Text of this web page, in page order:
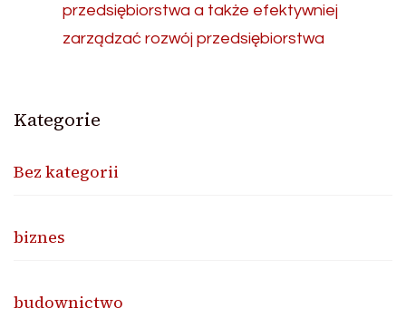
przedsiębiorstwa a także efektywniej
zarządzać rozwój przedsiębiorstwa
Kategorie
Bez kategorii
biznes
budownictwo